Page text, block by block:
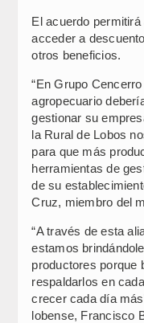
El acuerdo
acceder a
otros beneficios.
“En Grupo
agropecuario
gestionar su
la Rural de Lobos
para que más
herramientas de
de su
Cruz, miembro del
“A través de esta
estamos
productores porque
respaldarlos en
crecer cada día
lobense, Francisco